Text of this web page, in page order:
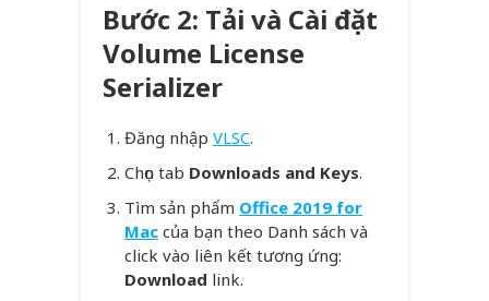
Bước 2: Tải và Cài đặt
Volume License
Serializer
Đăng nhập VLSC.
Chọn tab Downloads and Keys.
Tìm sản phẩm Office 2019 for
Mac của bạn theo Danh sách và
click vào liên kết tương ứng:
Download link.